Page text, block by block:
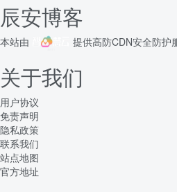
辰安博客
本站由 提供高防CDN安全防护
关于我们
用户协议
免责声明
隐私政策
联系我们
站点地图
官方地址